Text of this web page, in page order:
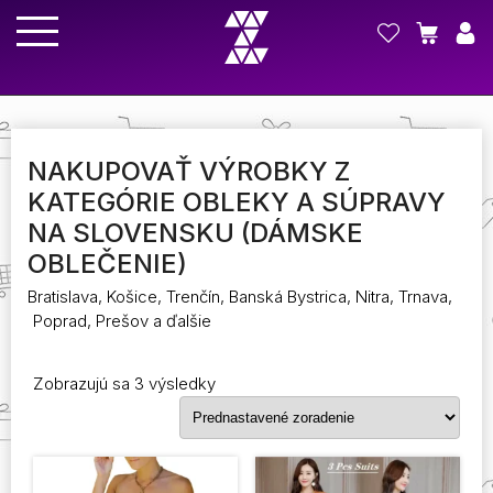
NAKUPOVAŤ VÝROBKY Z
KATEGÓRIE OBLEKY A SÚPRAVY
NA SLOVENSKU (DÁMSKE
OBLEČENIE)
Bratislava, Košice, Trenčín, Banská Bystrica, Nitra, Trnava,
Poprad, Prešov a ďalšie
Zobrazujú sa 3 výsledky